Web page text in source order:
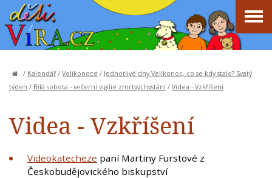
/ Kalendář / Velikonoce / Jednotlivé dny Velikonoc, co se kdy stalo? Svatý
týden / Bílá sobota - večerní vigilie zmrtvýchvstání / Videa - Vzkříšení
Videa - Vzkříšení
Videokatecheze paní Martiny Furstové z
Českobudějovického biskupství